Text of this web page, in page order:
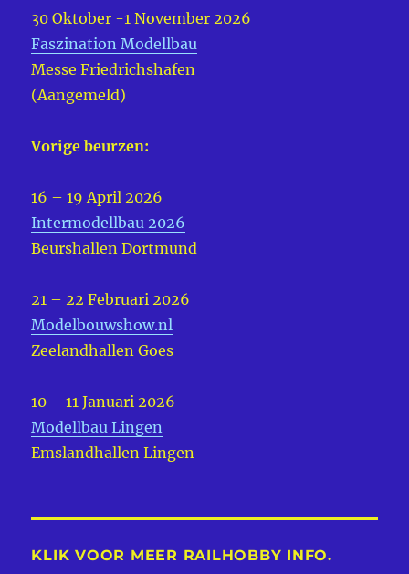
30 Oktober -1 November 2026
Faszination Modellbau
Messe Friedrichshafen
(Aangemeld)
Vorige beurzen:
16 – 19 April 2026
Intermodellbau 2026
Beurshallen Dortmund
21 – 22 Februari 2026
Modelbouwshow.nl
Zeelandhallen Goes
10 – 11 Januari 2026
Modellbau Lingen
Emslandhallen Lingen
KLIK VOOR MEER RAILHOBBY INFO.